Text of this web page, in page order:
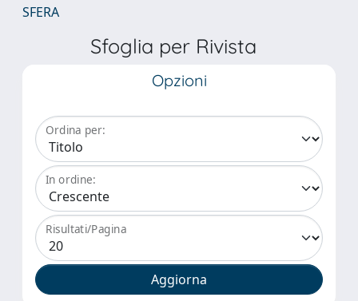
SFERA
Sfoglia per Rivista
Opzioni
Ordina per:
In ordine:
Risultati/Pagina